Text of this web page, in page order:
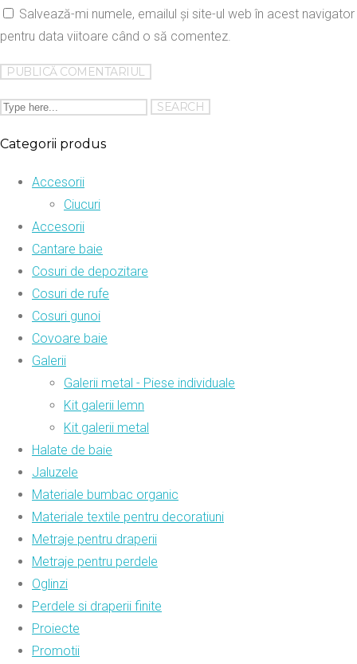
Salvează-mi numele, emailul și site-ul web în acest navigator
pentru data viitoare când o să comentez.
Categorii produs
Accesorii
Ciucuri
Accesorii
Cantare baie
Cosuri de depozitare
Cosuri de rufe
Cosuri gunoi
Covoare baie
Galerii
Galerii metal - Piese individuale
Kit galerii lemn
Kit galerii metal
Halate de baie
Jaluzele
Materiale bumbac organic
Materiale textile pentru decoratiuni
Metraje pentru draperii
Metraje pentru perdele
Oglinzi
Perdele si draperii finite
Proiecte
Promotii